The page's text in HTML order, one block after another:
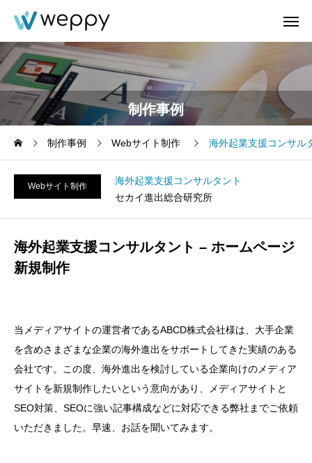
制作事例
制作事例 Webサイト制作 海外起業支援コンサル
Webサイト制作
海外起業支援コンサルタント
セカイ進出総合研究所
海外起業支援コンサルタント – ホームページ
新規制作
当メディアサイトの運営者であるABCD株式会社様は、大手企業
を含めさまざまな企業の海外進出をサポートしてきた実績のある
会社です。この度、海外進出を検討している企業向けのメディア
サイトを新規制作したいという意向があり、メディアサイトと
SEO対策、SEOに強い記事構成などに対応できる弊社までご依頼
いただきました。早速、お話を聞いてみます。